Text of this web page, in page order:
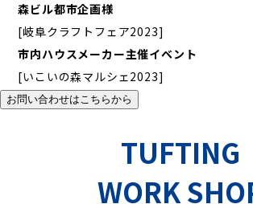
森ビル都市企画様
[岐阜クラフトフェア2023]
市内ハウスメーカー主催イベント
[いこいの森マルシェ2023]
お問い合わせはこちらから
TUFTING
WORK